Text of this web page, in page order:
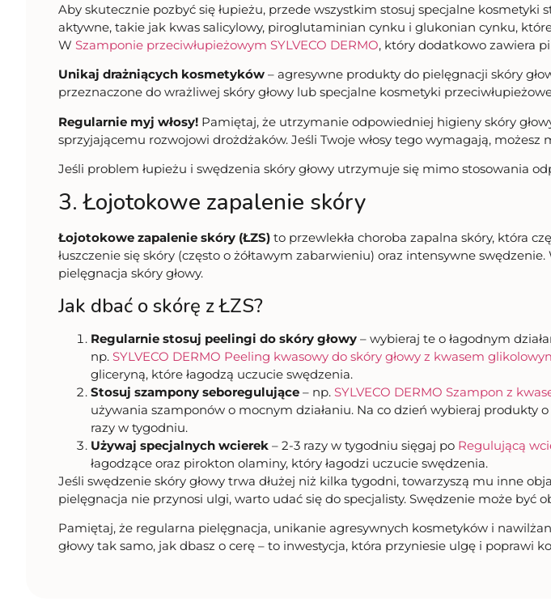
Aby skutecznie pozbyć się łupieżu, przede wszystkim stosuj specjalne
aktywne, takie jak kwas salicylowy, piroglutaminian cynku i glukonian cynku,
W Szamponie przeciwłupieżowym SYLVECO DERMO, który dodatkowo zawiera
Unikaj drażniących kosmetyków – agresywne produkty do pielęgnacji skóry
przeznaczone do wrażliwej skóry głowy lub specjalne kosmetyki
Regularnie myj włosy! Pamiętaj, że utrzymanie odpowiedniej higieny skóry
sprzyjającemu rozwojowi drożdżaków. Jeśli Twoje włosy tego wymagają, możesz
Jeśli problem łupieżu i swędzenia skóry głowy utrzymuje się mimo stosowania
3. Łojotokowe zapalenie skóry
Łojotokowe zapalenie skóry (ŁZS) to przewlekła choroba zapalna skóry, która
łuszczenie się skóry (często o żółtawym zabarwieniu) oraz intensywne
pielęgnacja skóry głowy.
Jak dbać o skórę z ŁZS?
Regularnie stosuj peelingi do skóry głowy – wybieraj te o łagodnym
np. SYLVECO DERMO Peeling kwasowy do skóry głowy z kwasem
gliceryną, które łagodzą uczucie swędzenia.
Stosuj szampony seboregulujące – np. SYLVECO DERMO Szampon z
używania szamponów o mocnym działaniu. Na co dzień wybieraj produkty
razy w tygodniu.
Używaj specjalnych wcierek – 2-3 razy w tygodniu sięgaj po Regulującą
łagodzące oraz pirokton olaminy, który łagodzi uczucie swędzenia.
Jeśli swędzenie skóry głowy trwa dłużej niż kilka tygodni, towarzyszą mu inne
pielęgnacja nie przynosi ulgi, warto udać się do specjalisty. Swędzenie może być
Pamiętaj, że regularna pielęgnacja, unikanie agresywnych kosmetyków i
głowy tak samo, jak dbasz o cerę – to inwestycja, która przyniesie ulgę i poprawi